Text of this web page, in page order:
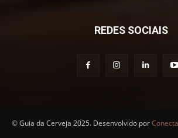
REDES SOCIAIS
© Guia da Cerveja 2025. Desenvolvido por